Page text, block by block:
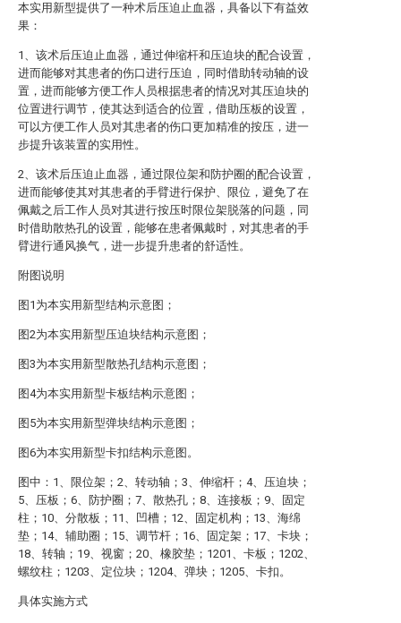
本实用新型提供了一种术后压迫止血器，具备以下有益效
果：
1、该术后压迫止血器，通过伸缩杆和压迫块的配合设置，
进而能够对其患者的伤口进行压迫，同时借助转动轴的设
置，进而能够方便工作人员根据患者的情况对其压迫块的
位置进行调节，使其达到适合的位置，借助压板的设置，
可以方便工作人员对其患者的伤口更加精准的按压，进一
步提升该装置的实用性。
2、该术后压迫止血器，通过限位架和防护圈的配合设置，
进而能够使其对其患者的手臂进行保护、限位，避免了在
佩戴之后工作人员对其进行按压时限位架脱落的问题，同
时借助散热孔的设置，能够在患者佩戴时，对其患者的手
臂进行通风换气，进一步提升患者的舒适性。
附图说明
图1为本实用新型结构示意图；
图2为本实用新型压迫块结构示意图；
图3为本实用新型散热孔结构示意图；
图4为本实用新型卡板结构示意图；
图5为本实用新型弹块结构示意图；
图6为本实用新型卡扣结构示意图。
图中：1、限位架；2、转动轴；3、伸缩杆；4、压迫块；
5、压板；6、防护圈；7、散热孔；8、连接板；9、固定
柱；10、分散板；11、凹槽；12、固定机构；13、海绵
垫；14、辅助圈；15、调节杆；16、固定架；17、卡块；
18、转轴；19、视窗；20、橡胶垫；1201、卡板；1202、
螺纹柱；1203、定位块；1204、弹块；1205、卡扣。
具体实施方式